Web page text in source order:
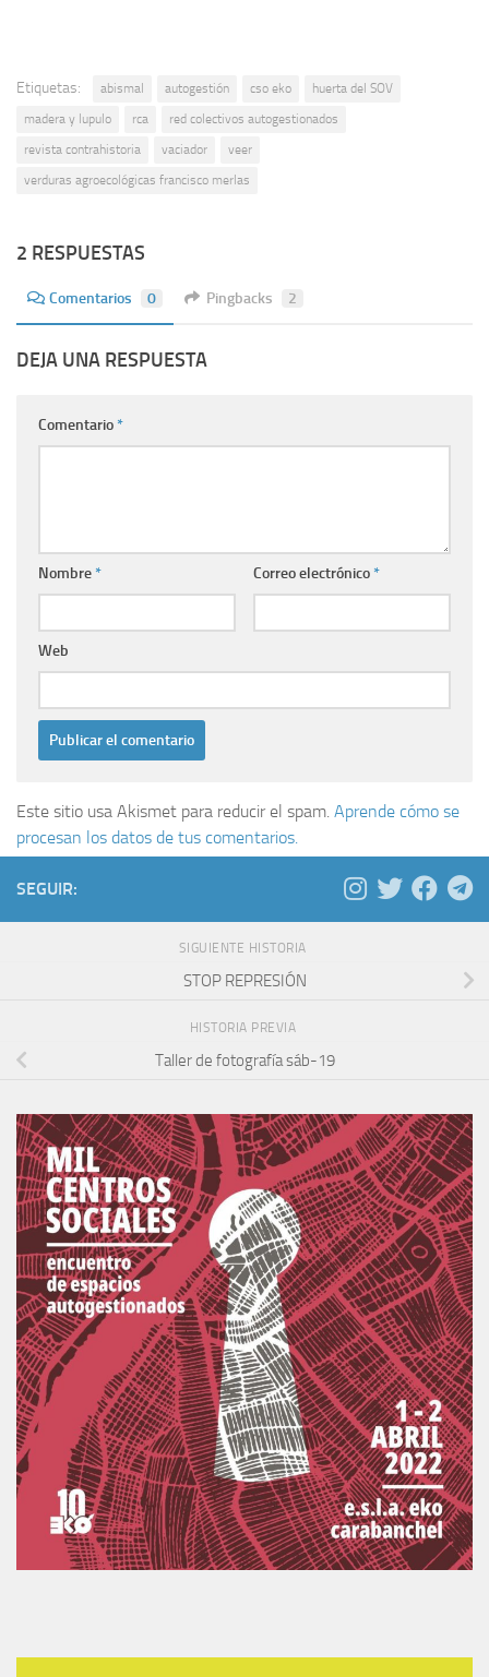
Etiquetas: abismal autogestión cso eko
huerta del SOV
madera y lupulo
rca
red colectivos autogestionados
revista contrahistoria
vaciador
veer
verduras agroecológicas francisco merlas
2 RESPUESTAS
Comentarios 0 Pingbacks 2
DEJA UNA RESPUESTA
Comentario*
Nombre* Correo electrónico*
Web
Este sitio usa Akismet para reducir el spam. Aprende cómo se
procesan los datos de tus comentarios.
SEGUIR:
SIGUIENTE HISTORIA
STOP REPRESIÓN
HISTORIA PREVIA
Taller de fotografía sáb-19